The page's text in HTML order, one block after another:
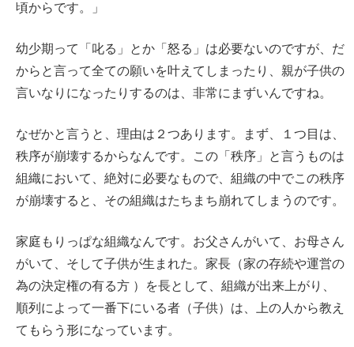
頃からです。」
幼少期って「叱る」とか「怒る」は必要ないのですが、だ
からと言って全ての願いを叶えてしまったり、親が子供の
言いなりになったりするのは、非常にまずいんですね。
なぜかと言うと、理由は２つあります。まず、１つ目は、
秩序が崩壊するからなんです。この「秩序」と言うものは
組織において、絶対に必要なもので、組織の中でこの秩序
が崩壊すると、その組織はたちまち崩れてしまうのです。
家庭もりっぱな組織なんです。お父さんがいて、お母さん
がいて、そして子供が生まれた。家長（家の存続や運営の
為の決定権の有る方 ）を長として、組織が出来上がり、
順列によって一番下にいる者（子供）は、上の人から教え
てもらう形になっています。